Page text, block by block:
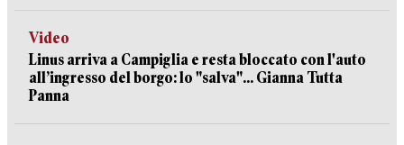
Video
Linus arriva a Campiglia e resta bloccato con l'auto
all’ingresso del borgo: lo "salva"... Gianna Tutta
Panna